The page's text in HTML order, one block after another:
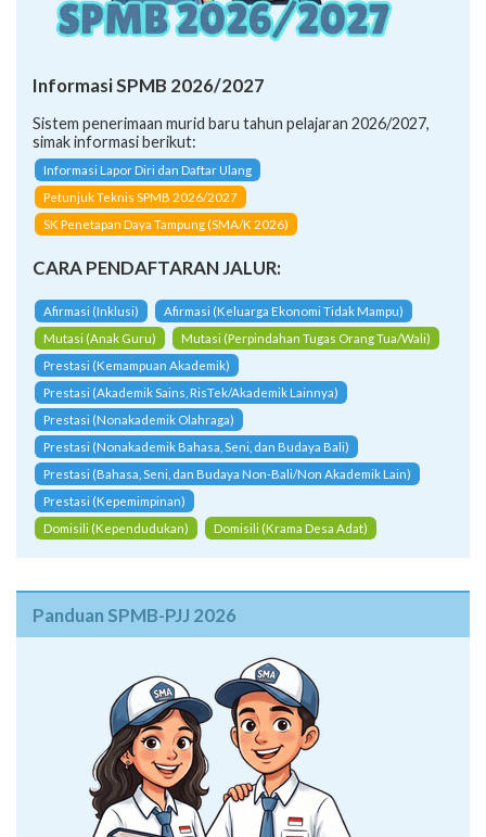
Informasi SPMB 2026/2027
Sistem penerimaan murid baru tahun pelajaran 2026/2027,
simak informasi berikut:
Informasi Lapor Diri dan Daftar Ulang
Petunjuk Teknis SPMB 2026/2027
SK Penetapan Daya Tampung (SMA/K 2026)
CARA PENDAFTARAN JALUR:
Afirmasi (Inklusi)
Afirmasi (Keluarga Ekonomi Tidak Mampu)
Mutasi (Anak Guru)
Mutasi (Perpindahan Tugas Orang Tua/Wali)
Prestasi (Kemampuan Akademik)
Prestasi (Akademik Sains, RisTek/Akademik Lainnya)
Prestasi (Nonakademik Olahraga)
Prestasi (Nonakademik Bahasa, Seni, dan Budaya Bali)
Prestasi (Bahasa, Seni, dan Budaya Non-Bali/Non Akademik Lain)
Prestasi (Kepemimpinan)
Domisili (Kependudukan)
Domisili (Krama Desa Adat)
Panduan SPMB-PJJ 2026